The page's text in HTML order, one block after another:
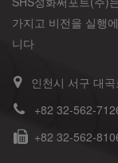
가지고 비전을 실행
니다
인천시 서구 대
+82 32-562-
+82 32-562-